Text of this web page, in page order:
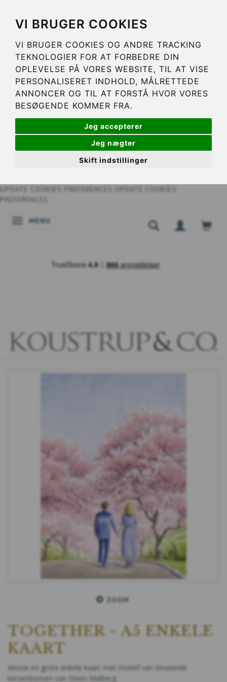
VI BRUGER COOKIES
VI BRUGER COOKIES OG ANDRE TRACKING
TEKNOLOGIER FOR AT FORBEDRE DIN
OPLEVELSE PÅ VORES WEBSITE, TIL AT VISE
PERSONALISERET INDHOLD, MÅLRETTEDE
ANNONCER OG TIL AT FORSTÅ HVOR VORES
BESØGENDE KOMMER FRA.
Jeg accepterer
Jeg nægter
Skift indstillinger
UPDATE COOKIES PREFERENCES
UPDATE COOKIES
PREFERENCES
NAVIGATIE IN-/UITSCHAKELEN
MENU
ZOOM
TOGETHER - A5 ENKELE
KAART
Mooie en grote enkele kaart met motief van bloeiende
kersenbomen van Steen Malberg.